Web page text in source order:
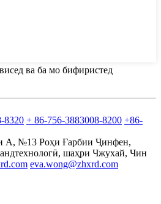
ва ба мо бифиристед
8320 + 86-756-3883008-8200 +86-
А, №13 Роҳи Ғарбии Ҷинфен,
шаҳри Чжухай, Чин
eva.wong@zhxrd.com